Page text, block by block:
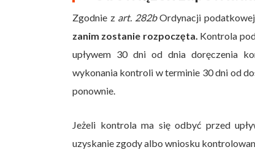
Zgodnie z art. 282bOrdynacji
zanim zostanie rozpoczęta. Kontrola
upływem 30 dni od dnia doręczenia
wykonania kontroli w terminie 30 dni od
ponownie.
Jeżeli kontrola ma się odbyć przed
uzyskanie zgody albo wniosku